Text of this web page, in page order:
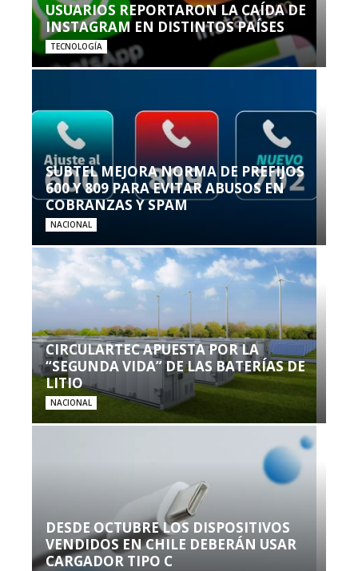
USUARIOS REPORTARON LA CAÍDA DE
INSTAGRAM EN DISTINTOS PAÍSES
TECNOLOGÍA
SUBTEL MEJORA NORMA DE PREFIJOS
600 Y 809 PARA EVITAR ABUSOS EN
COBRANZAS Y SPAM
NACIONAL
CIRCULARTEC APUESTA POR LA
“SEGUNDA VIDA” DE LAS BATERÍAS DE
LITIO
NACIONAL
DESDE OCTUBRE LOS DISPOSITIVOS
VENDIDOS EN CHILE DEBERÁN USAR
CARGADOR TIPO C